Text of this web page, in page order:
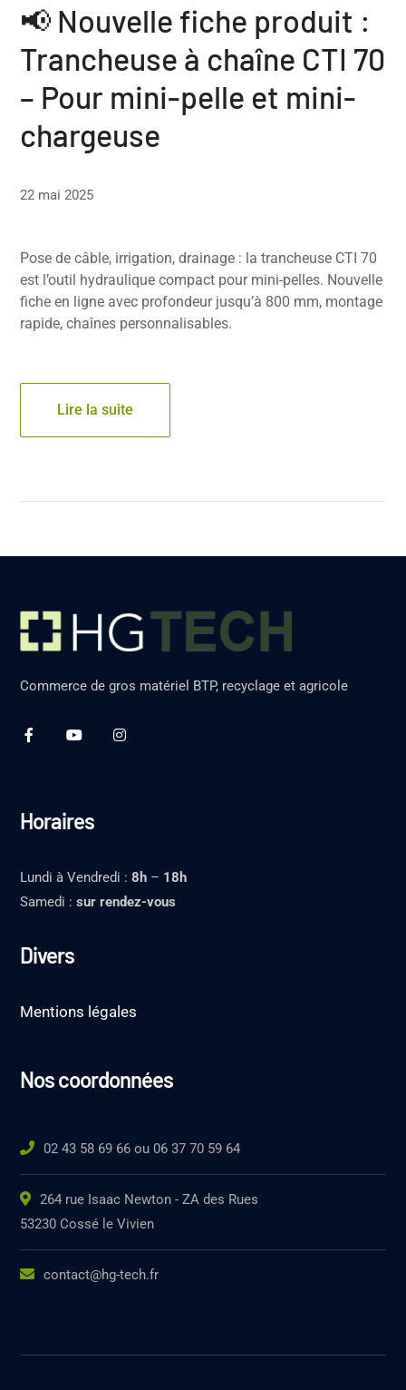
📢 Nouvelle fiche produit :
Trancheuse à chaîne CTI 70
– Pour mini-pelle et mini-
chargeuse
22 mai 2025
Pose de câble, irrigation, drainage : la trancheuse CTI 70
est l’outil hydraulique compact pour mini-pelles. Nouvelle
fiche en ligne avec profondeur jusqu’à 800 mm, montage
rapide, chaînes personnalisables.
Lire la suite
Commerce de gros matériel BTP, recyclage et agricole
Horaires
Lundi à Vendredi :8h – 18h
Samedi :sur rendez-vous
Divers
Mentions légales
Nos coordonnées
02 43 58 69 66 ou 06 37 70 59 64
264 rue Isaac Newton - ZA des Rues
53230 Cossé le Vivien
contact@hg-tech.fr